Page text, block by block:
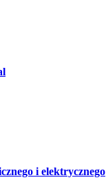
i elektrycznego